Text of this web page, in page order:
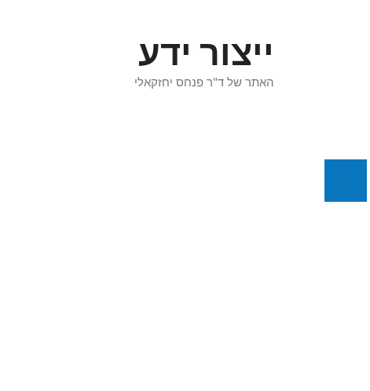
ייצור ידע
האתר של ד"ר פנחס יחזקאלי